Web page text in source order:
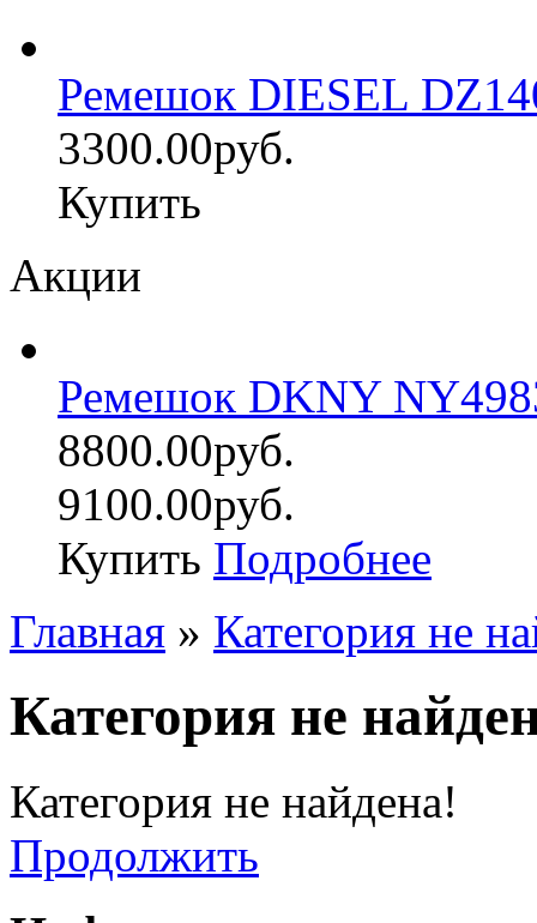
Ремешок DIESEL
3300.00руб.
Купить
Акции
Ремешок DKNY
8800.00руб.
9100.00руб.
Купить Подробнее
Главная » Категория не
Категория не
Категория не найдена!
Продолжить